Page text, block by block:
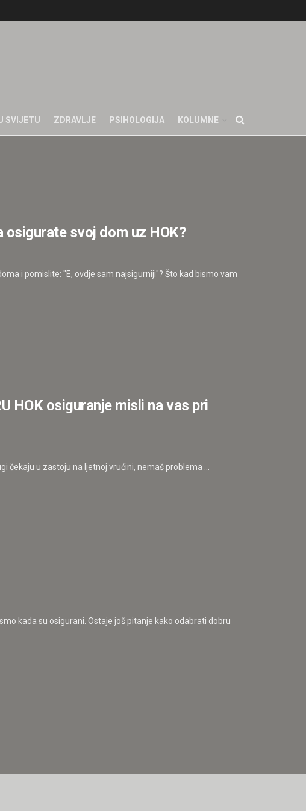
SVIJETU ZDRAVLJE PSIHOLOGIJA KOLUMNE
osigurate svoj dom uz HOK?
i pomislite: "E, ovdje sam najsigurniji"? Što kad bismo vam
HOK osiguranje misli na vas pri
čekaju u zastoju na ljetnoj vrućini, nemaš problema ...
kada su osigurani. Ostaje još pitanje kako odabrati dobru